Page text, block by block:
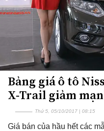
Bảng giá ô tô
X-Trail giảm
Thứ 5, 05/10/2017 | 08:15
Giá bán của hầu hết các